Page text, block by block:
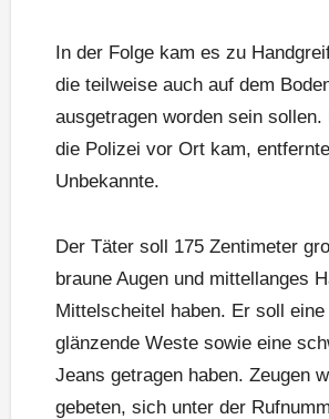
In der Folge kam es zu
die teilweise auch auf dem
ausgetragen worden sein sollen.
die Polizei vor Ort kam,
Unbekannte.
Der Täter soll 175 Zentimeter
braune Augen und mittellanges
Mittelscheitel haben. Er soll
glänzende Weste sowie eine
Jeans getragen haben. Zeugen
gebeten, sich unter der